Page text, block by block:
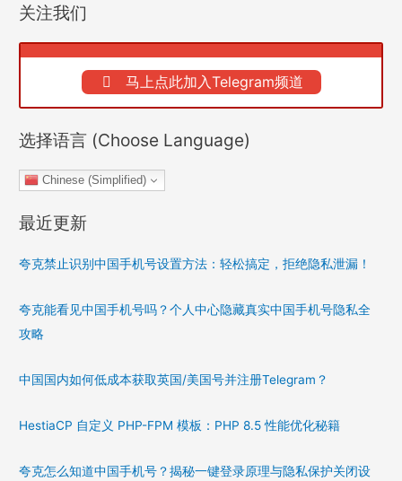
关注我们
马上点此加入Telegram频道
选择语言 (Choose Language)
Chinese (Simplified)
最近更新
夸克禁止识别中国手机号设置方法：轻松搞定，拒绝隐私泄漏！
夸克能看见中国手机号吗？个人中心隐藏真实中国手机号隐私全
攻略
中国国内如何低成本获取英国/美国号并注册Telegram？
HestiaCP 自定义 PHP-FPM 模板：PHP 8.5 性能优化秘籍
夸克怎么知道中国手机号？揭秘一键登录原理与隐私保护关闭设